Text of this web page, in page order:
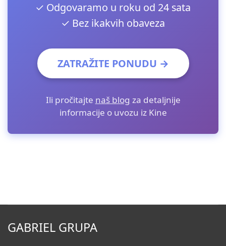
✓ Odgovaramo u roku od 24 sata
✓ Bez ikakvih obaveza
ZATRAŽITE PONUDU →
Ili pročitajte naš blog za detaljnije
informacije o uvozu iz Kine
GABRIEL GRUPA